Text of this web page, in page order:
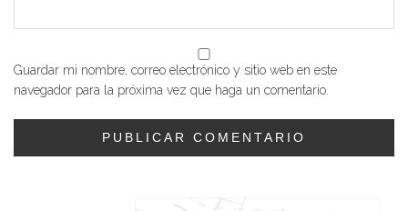
Guardar mi nombre, correo electrónico y sitio web en este
navegador para la próxima vez que haga un comentario.